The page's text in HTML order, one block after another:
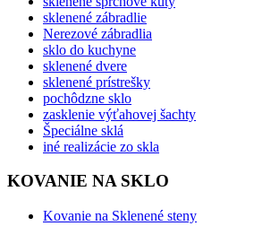
sklenené zábradlie
Nerezové zábradlia
sklo do kuchyne
sklenené dvere
sklenené prístrešky
pochôdzne sklo
zasklenie výťahovej šachty
Špeciálne sklá
iné realizácie zo skla
KOVANIE NA SKLO
Kovanie na Sklenené steny